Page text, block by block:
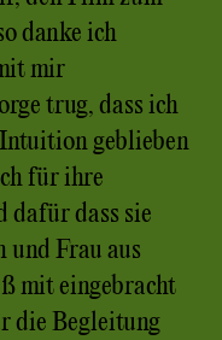
danke ich
mir
trug, dass ich
geblieben
für ihre
dafür dass sie
und Frau aus
mit eingebracht
die Begleitung